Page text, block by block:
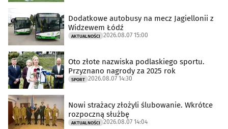
Dodatkowe autobusy na mecz Jagiellonii z
Widzewem Łódź
AKTUALNOŚCI 2026.08.07 15:00
Oto złote nazwiska podlaskiego sportu.
Przyznano nagrody za 2025 rok
SPORT 2026.08.07 14:30
Nowi strażacy złożyli ślubowanie. Wkrótce
rozpoczną służbę
AKTUALNOŚCI 2026.08.07 14:04